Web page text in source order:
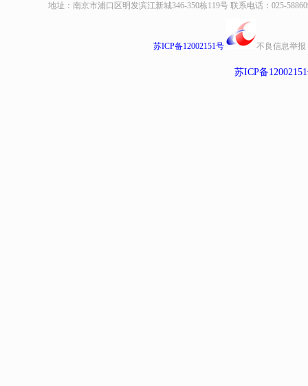
地址：南京市浦口区明发滨江新城346-350栋119号 联系电话：025-
苏ICP备12002151号 不良信息举报
苏ICP备